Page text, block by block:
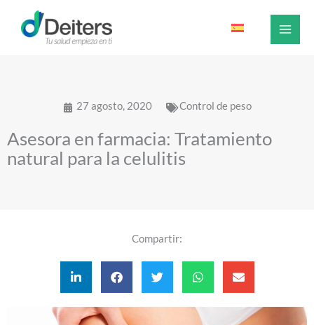
contenido
27 agosto, 2020 Control de peso
Asesora en farmacia: Tratamiento
natural para la celulitis
Compartir: